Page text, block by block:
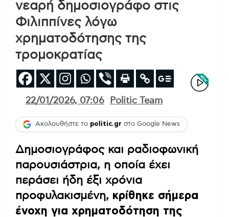
νεαρή δημοσιογράφο στις
Φιλιππίνες λόγω
χρηματοδότησης της
τρομοκρατίας
22/01/2026, 07:06 Politic Team
Ακολουθήστε το politic.gr στο Google News
Δημοσιογράφος και ραδιοφωνική
παρουσιάστρια, η οποία έχει
περάσει ήδη έξι χρόνια
προφυλακισμένη, κρίθηκε σήμερα
ένοχη για χρηματοδότηση της